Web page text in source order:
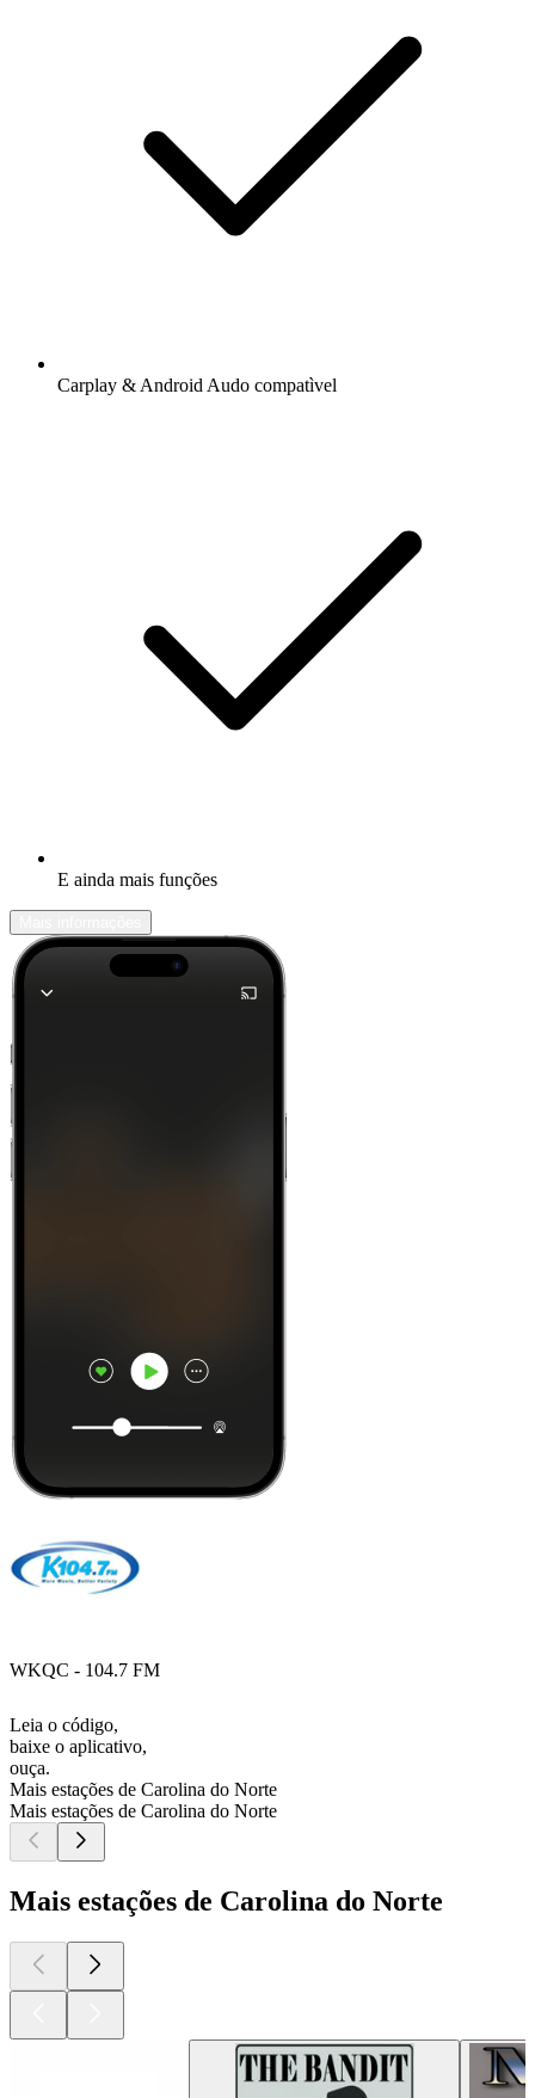
Carplay & Android Audo compatìvel
E ainda mais funções
WKQC - 104.7 FM
Leia o código,
baixe o aplicativo,
ouça.
Mais estações de Carolina do Norte
Mais estações de Carolina do Norte
Mais estações de Carolina do Norte